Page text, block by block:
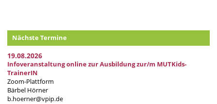
Nächste Termine
19.08.2026
Infoveranstaltung online zur Ausbildung zur/m MUTKids-
TrainerIN
Zoom-Plattform
Bärbel Hörner
b.hoerner@vpip.de